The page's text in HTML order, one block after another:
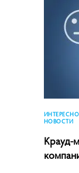
НОВОСТИ
Крауд-